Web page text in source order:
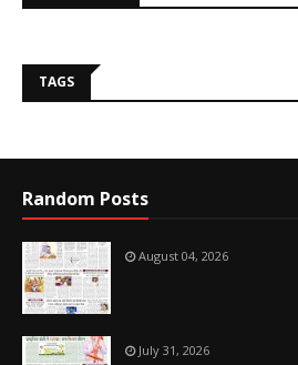
TAGS
Random Posts
August 04, 2026
July 31, 2026